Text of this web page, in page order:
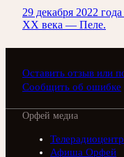
29 декабря 2022
ХХ века — Пеле.
Оставить отзыв или
Сообщить об ошибке
Орфей медиа
Афиша Орфей